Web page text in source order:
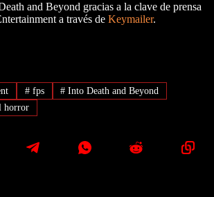
and Beyond gracias a la clave de prensa
a través de Keymailer.
#fps # Into Death and Beyond
horror